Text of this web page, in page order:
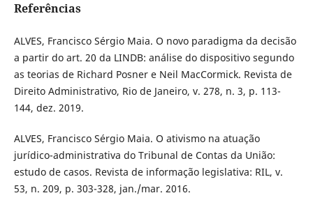
Referências
ALVES, Francisco Sérgio Maia. O novo paradigma da decisão
a partir do art. 20 da LINDB: análise do dispositivo segundo
as teorias de Richard Posner e Neil MacCormick. Revista de
Direito Administrativo, Rio de Janeiro, v. 278, n. 3, p. 113-
144, dez. 2019.
ALVES, Francisco Sérgio Maia. O ativismo na atuação
jurídico-administrativa do Tribunal de Contas da União:
estudo de casos. Revista de informação legislativa: RIL, v.
53, n. 209, p. 303-328, jan./mar. 2016.